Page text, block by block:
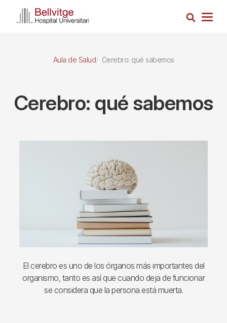
Busca
Aula de Salud Cerebro: qué sabemos
Cerebro: qué sabemos
El cerebro es uno de los órganos más importantes del
organismo, tanto es así que cuando deja de funcionar
se considera que la persona está muerta.